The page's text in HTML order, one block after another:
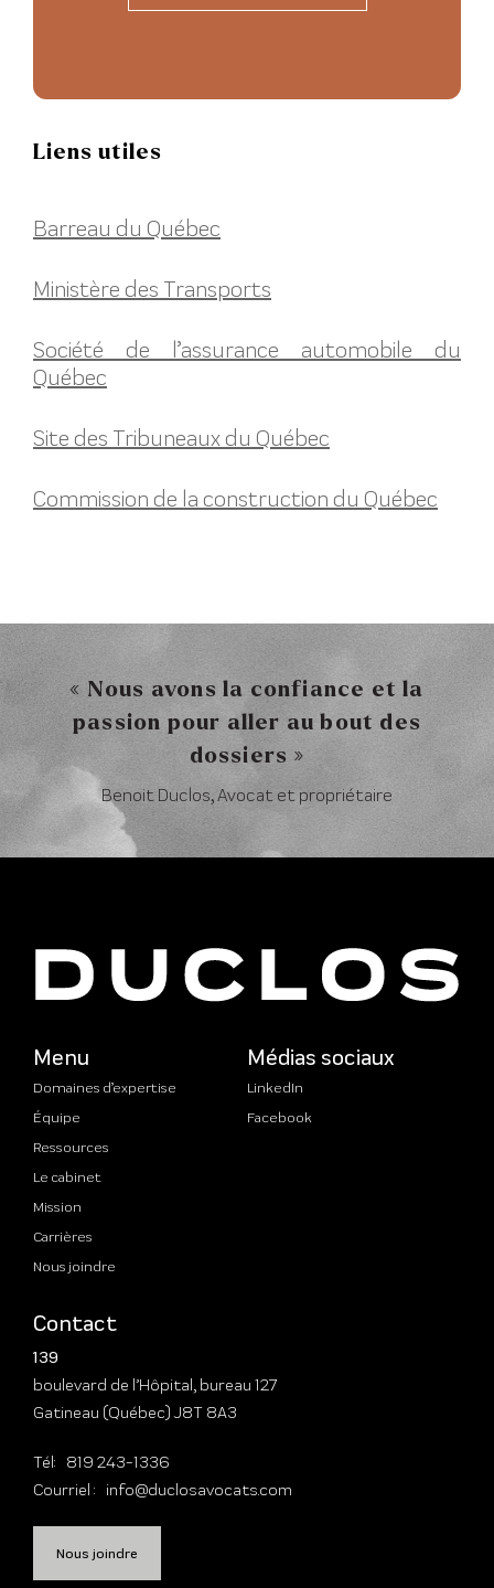
Liens utiles
Barreau du Québec
Ministère des Transports
Société de l’assurance automobile du
Québec
Site des Tribuneaux du Québec
Commission de la construction du Québec
« Nous avons la confiance et la
passion pour aller au bout des
dossiers »
Benoit Duclos, Avocat et propriétaire
Menu
Domaines d’expertise
Équipe
Ressources
Le cabinet
Mission
Carrières
Nous joindre
Médias sociaux
LinkedIn
Facebook
Contact
139
boulevard de l’Hôpital, bureau 127
Gatineau (Québec) J8T 8A3
Tél:
819 243-1336
Courriel :
info@duclosavocats.com
Nous joindre